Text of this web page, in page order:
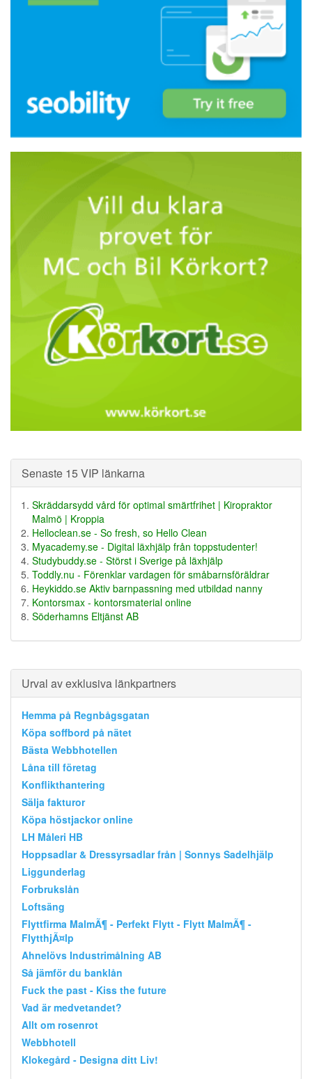
Senaste 15 VIP länkarna
Skräddarsydd vård för optimal smärtfrihet | Kiropraktor
Malmö | Kroppia
Helloclean.se - So fresh, so Hello Clean
Myacademy.se - Digital läxhjälp från toppstudenter!
Studybuddy.se - Störst i Sverige på läxhjälp
Toddly.nu - Förenklar vardagen för småbarnsföräldrar
Heykiddo.se Aktiv barnpassning med utbildad nanny
Kontorsmax - kontorsmaterial online
Söderhamns Eltjänst AB
Urval av exklusiva länkpartners
Hemma på Regnbågsgatan
Köpa soffbord på nätet
Bästa Webbhotellen
Låna till företag
Konflikthantering
Sälja fakturor
Köpa höstjackor online
LH Måleri HB
Hoppsadlar & Dressyrsadlar från | Sonnys Sadelhjälp
Liggunderlag
Forbrukslån
Loftsäng
Flyttfirma MalmÃ¶ - Perfekt Flytt - Flytt MalmÃ¶ -
FlytthjÃ¤lp
Ahnelövs Industrimålning AB
Så jämför du banklån
Fuck the past - Kiss the future
Vad är medvetandet?
Allt om rosenrot
Webbhotell
Klokegård - Designa ditt Liv!